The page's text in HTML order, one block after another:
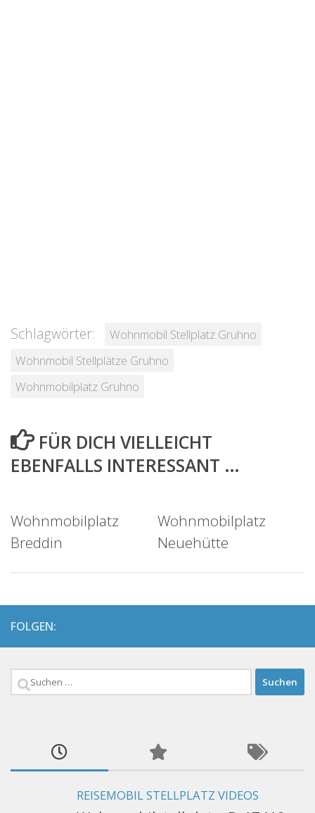
Schlagwörter:
Wohnmobil Stellplatz Gruhno
Wohnmobil Stellplätze Gruhno
Wohnmobilplatz Gruhno
FÜR DICH VIELLEICHT
EBENFALLS INTERESSANT …
Wohnmobilplatz
Breddin
Wohnmobilplatz
Neuehütte
FOLGEN:
Suchen
REISEMOBIL STELLPLATZ VIDEOS